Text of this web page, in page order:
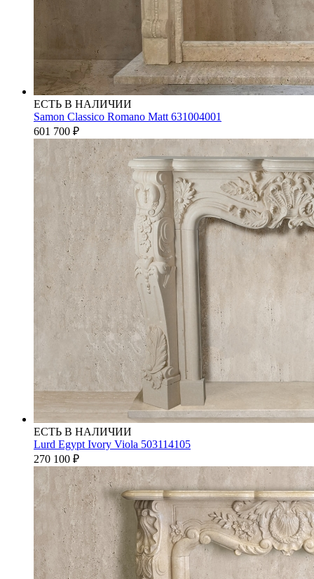
ЕСТЬ В НАЛИЧИИ
Samon Classico Romano Matt 631004001
601 700 ₽
ЕСТЬ В НАЛИЧИИ
Lurd Egypt Ivory Viola 503114105
270 100 ₽